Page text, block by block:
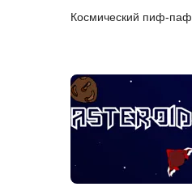
Космический пиф-паф